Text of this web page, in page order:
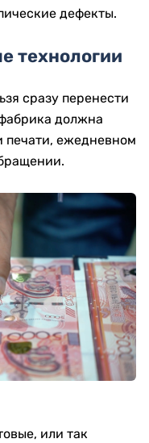
дефекты.
технологии
сразу перенести
должна
печати, ежедневном
или так